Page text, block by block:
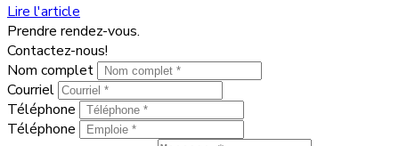
Lire l'article
Prendre rendez-vous.
Contactez-nous!
Nom complet
Courriel
Téléphone
Téléphone